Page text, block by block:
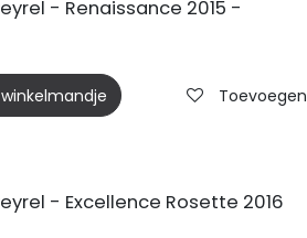
- Renaissance 2015 -
- Excellence Rosette 2016